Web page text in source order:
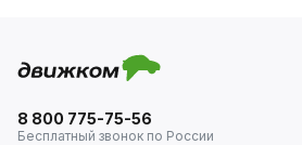
8 800 775-75-56
Бесплатный звонок по России